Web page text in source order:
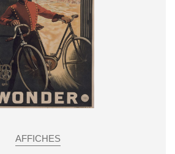
AFFICHES